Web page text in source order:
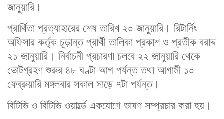
জানুয়ারি।
প্রার্থিতা প্রত্যাহারের শেষ তারিখ ২০ জানুয়ারি। রিটার্নিং
অফিসার কর্তৃক চূড়ান্ত প্রার্থী তালিকা প্রকাশ ও প্রতীক বরাদ্দ
২১ জানুয়ারি। নির্বাচনী প্রচারণা চলবে ২২ জানুয়ারি থেকে
ভোটগ্রহণ শুরুর ৪৮ ঘণ্টা আগ পর্যন্ত তথা আগামী ১০
ফেব্রুয়ারি মঙ্গলবার সকাল সাড়ে ৭টা পর্যন্ত।
বিটিভি ও বিটিভি ওয়ার্ল্ডে একযোগে ভাষণ সম্প্রচার করা হয়।